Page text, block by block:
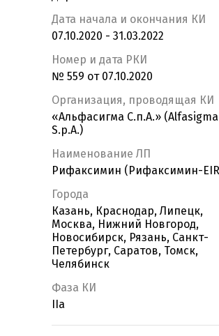
Дата начала и окончания КИ
07.10.2020 - 31.03.2022
Номер и дата РКИ
№ 559 от 07.10.2020
Организация, проводящая КИ
«Альфасигма С.п.А.» (Alfasigma
S.p.A.)
Наименование ЛП
Рифаксимин (Рифаксимин-
Города
Казань, Краснодар, Липецк,
Москва, Нижний Новгород,
Новосибирск, Рязань, Санкт-
Петербург, Саратов, Томск,
Челябинск
Фаза КИ
IIa